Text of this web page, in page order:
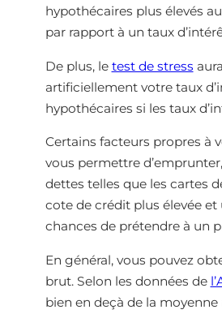
hypothécaires plus élevés
par rapport à un taux
De plus, le test de stress
artificiellement votre taux
hypothécaires si les taux
Certains facteurs propres à
vous permettre
dettes telles que les cartes
cote de crédit plus élevée
chances de prétendre à un
En général, vous pouvez
brut. Selon les données de
bien en deçà de la moyenne